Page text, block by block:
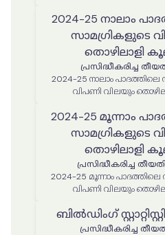
2024-25 നാലാം
സാമഗ്രികളുടെ
തൊഴിലാളി
പ്രസിദ്ധീകരിച്ച
2024-25 നാലാം പാദത്തിലെ നിർമ്മാണ സാമഗ്രികളുടെ
വിപണി വിലയും
2024-25 മൂന്നാം
സാമഗ്രികളുടെ
തൊഴിലാളി
പ്രസിദ്ധീകരിച്ച തീയതി
2024-25 മൂന്നാം പാദത്തിലെ
വിപണി വിലയും
ബില്‍ഡിംഗ്
പ്രസിദ്ധീകരിച്ച